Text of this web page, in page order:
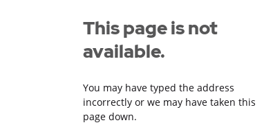
This page is not
available.
You may have typed the address
incorrectly or we may have taken this
page down.